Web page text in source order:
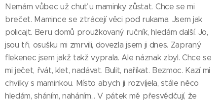
Nemám vůbec už chuť u maminky zůstat. Chce se mi
brečet. Mamince se ztrácejí věci pod rukama. Jsem jak
policajt. Beru domů proužkovaný ručník, hledám další. Jo,
jsou tři, osušku mi zmrvili, dovezla jsem ji dnes. Zapraný
flekenec jsem jakž takž vyprala. Ale náznak zbyl. Chce se
mi ječet, řvát, klet, nadávat. Bulit, naříkat. Bezmoc. Kazí mi
chvilky s maminkou. Místo abych ji rozvíjela, stále něco
hledám, sháním, naháním... V pátek mě přesvědčují, že